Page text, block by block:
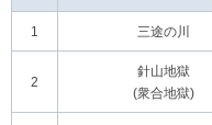
1 三途の川
2
針山地獄
(衆合地獄)